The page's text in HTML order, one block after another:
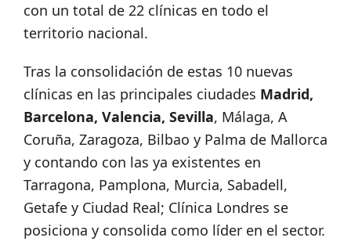
con un total de 22 clínicas en todo el
territorio nacional.
Tras la consolidación de estas 10 nuevas
clínicas en las principales ciudades Madrid,
Barcelona, Valencia, Sevilla, Málaga, A
Coruña, Zaragoza, Bilbao y Palma de Mallorca
y contando con las ya existentes en
Tarragona, Pamplona, Murcia, Sabadell,
Getafe y Ciudad Real; Clínica Londres se
posiciona y consolida como líder en el sector.